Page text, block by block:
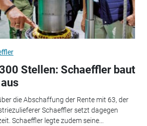
Stellen: Schaeffler baut
die Abschaffung der Rente mit 63, der
Schaeffler setzt dagegen
Schaeffler legte zudem seine...